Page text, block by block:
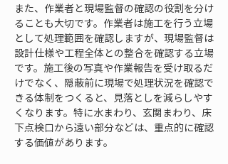
また、作業者と現場監督の確認の役割を分け
ることも大切です。作業者は施工を行う立場
として処理範囲を確認しますが、現場監督は
設計仕様や工程全体との整合を確認する立場
です。施工後の写真や作業報告を受け取るだ
けでなく、隠蔽前に現場で処理状況を確認で
きる体制をつくると、見落としを減らしやす
くなります。特に水まわり、玄関まわり、床
下点検口から遠い部分などは、重点的に確認
する価値があります。